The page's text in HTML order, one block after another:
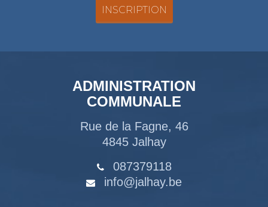
ADMINISTRATION
COMMUNALE
Rue de la Fagne, 46
4845 Jalhay
087379118
info@jalhay.be